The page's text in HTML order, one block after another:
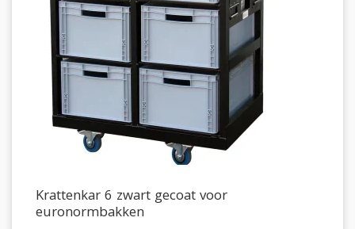
Krattenkar 6 zwart gecoat voor
euronormbakken